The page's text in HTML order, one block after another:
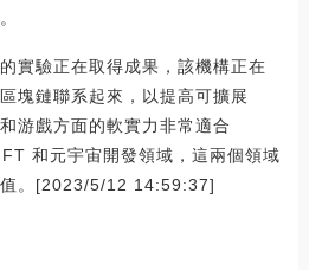
實驗正在取得成果，該機構正在
塊鏈聯系起來，以提高可擴展
游戲方面的軟實力非常適合
和元宇宙開發領域，這兩個領域
值。[2023/5/12 14:59:37]